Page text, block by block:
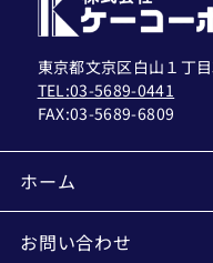
東京都文京区白山１丁
TEL:03-5689-0441
FAX:03-5689-6809
ホーム
お問い合わせ